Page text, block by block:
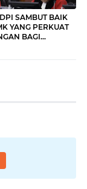
SAMBUT BAIK
YANG PERKUAT
BAGI